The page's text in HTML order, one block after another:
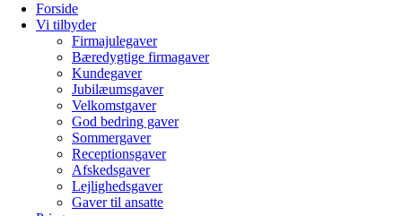
Forside
Vi tilbyder
Firmajulegaver
Bæredygtige firmagaver
Kundegaver
Jubilæumsgaver
Velkomstgaver
God bedring gaver
Sommergaver
Receptionsgaver
Afskedsgaver
Lejlighedsgaver
Gaver til ansatte